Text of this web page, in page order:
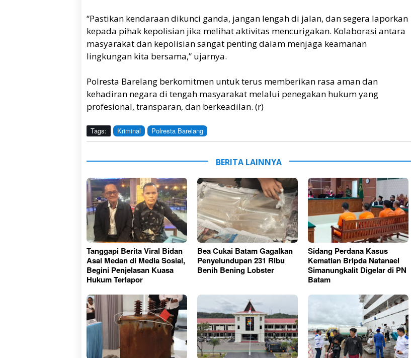
“Pastikan kendaraan dikunci ganda, jangan lengah di jalan, dan segera laporkan
kepada pihak kepolisian jika melihat aktivitas mencurigakan. Kolaborasi antara
masyarakat dan kepolisian sangat penting dalam menjaga keamanan
lingkungan kita bersama,” ujarnya.
Polresta Barelang berkomitmen untuk terus memberikan rasa aman dan
kehadiran negara di tengah masyarakat melalui penegakan hukum yang
profesional, transparan, dan berkeadilan. (r)
Tags: Kriminal Polresta Barelang
BERITA LAINNYA
Tanggapi Berita Viral Bidan
Asal Medan di Media Sosial,
Begini Penjelasan Kuasa
Hukum Terlapor
Bea Cukai Batam Gagalkan
Penyelundupan 231 Ribu
Benih Bening Lobster
Sidang Perdana Kasus
Kematian Bripda Natanael
Simanungkalit Digelar di PN
Batam